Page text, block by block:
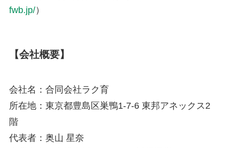
fwb.jp/）
【会社概要】
会社名：合同会社ラク育
所在地：東京都豊島区巣鴨1-7-6 東邦アネックス2
階
代表者：奥山 星奈